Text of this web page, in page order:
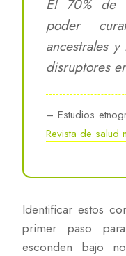
El 70% de
poder
ancestrales
disruptores
– Estudios
Revista de salud
Identificar estos
primer paso
esconden bajo